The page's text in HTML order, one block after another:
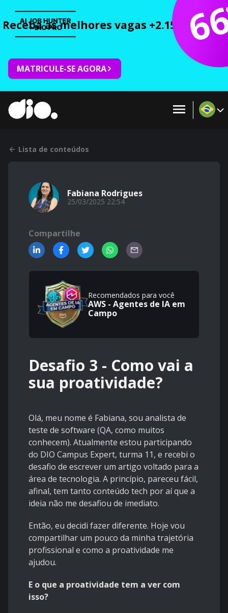
Receba as melhores vagas +2.150 cursos
MATRICULE-SE AGORA
Lista de conteúdos
Fabiana Rodrigues
25/03/2025 22:54
Compartilhe
Recomendados para você
AWS - Agentes de IA em
Campo
Desafio 3 - Como vai a
sua proatividade?
Olá, meu nome é Fabiana, sou analista de
teste de software (QA, como muitos
conhecem). Atualmente estou participando
do DIO Campus Expert, turma 11, e recebi o
desafio de escrever um artigo voltado para a
área de tecnologia. A princípio, pareceu fácil,
afinal, tem tanto conteúdo tech por aí que a
ideia não me desafiou de imediato.
Então, eu decidi fazer diferente. Hoje vou
compartilhar um pouco da minha trajetória
profissional e como a proatividade me
ajudou.
E o que a proatividade tem a ver com
isso?